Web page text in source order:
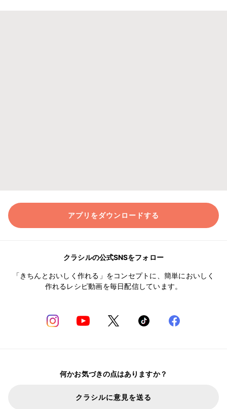
アプリをダウンロードする
クラシルの公式SNSをフォロー
「きちんとおいしく作れる」をコンセプトに、簡単においしく
作れるレシピ動画を毎日配信しています。
何かお気づきの点はありますか？
クラシルに意見を送る